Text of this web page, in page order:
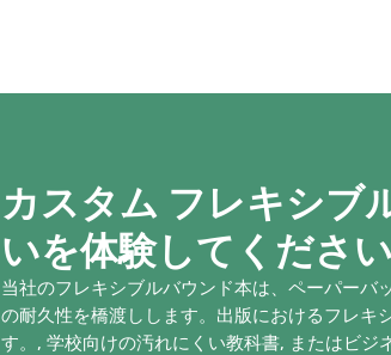
カスタム フレキシブ
いを体験してください
当社のフレキシブルバウンド本は、ペーパーバ
の耐久性を橋渡しします。出版におけるフレキ
す。, 学校向けの汚れにくい教科書, またはビジ